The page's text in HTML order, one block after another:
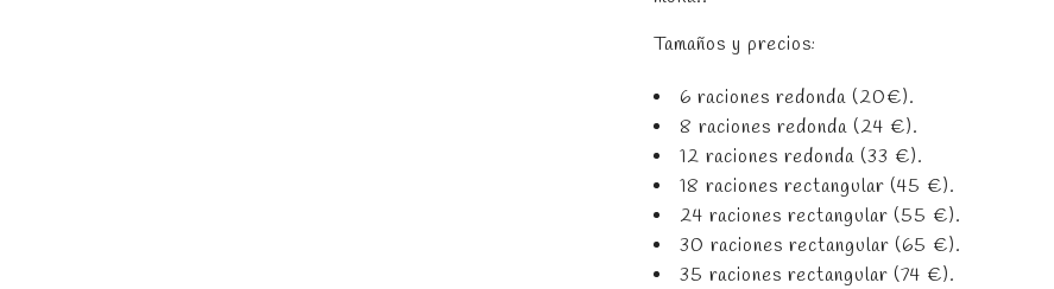
Tamaños y precios:
6 raciones redonda (20€).
8 raciones redonda (24 €).
12 raciones redonda (33 €).
18 raciones rectangular (45 €).
24 raciones rectangular (55 €).
30 raciones rectangular (65 €).
35 raciones rectangular (74 €).